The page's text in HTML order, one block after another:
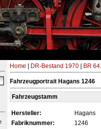
Home DR-Bestand 1970| BR
Fahrzeugportrait Hagans 1246
Fahrzeugstamm
Hersteller: Hagans
Fabriknummer:
1246